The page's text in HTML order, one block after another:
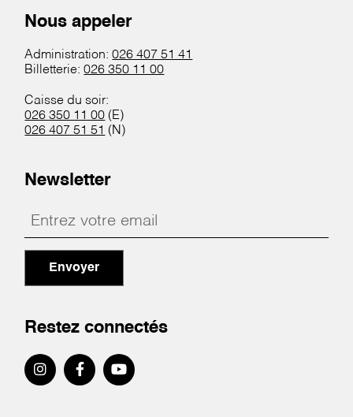
Nous appeler
Administration:026 407 51 41
Billetterie:026 350 11 00
Caisse du soir:
026 350 11 00 (E)
026 407 51 51 (N)
Newsletter
Envoyer
Restez connectés